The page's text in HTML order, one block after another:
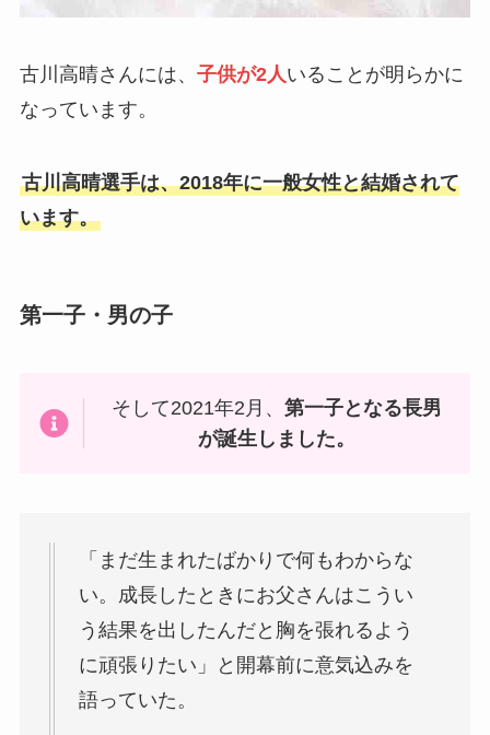
古川高晴さんには、 子供が2人 いることが明らかに
なっています。
古川高晴選手は、2018年に一般女性と結婚されて
います。
第一子・男の子
そして2021年2月、第一子となる長男
が誕生しました。
「まだ生まれたばかりで何もわからな
い。成長したときにお父さんはこうい
う結果を出したんだと胸を張れるよう
に頑張りたい」と開幕前に意気込みを
語っていた。